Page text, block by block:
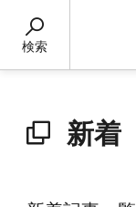
検索
新着